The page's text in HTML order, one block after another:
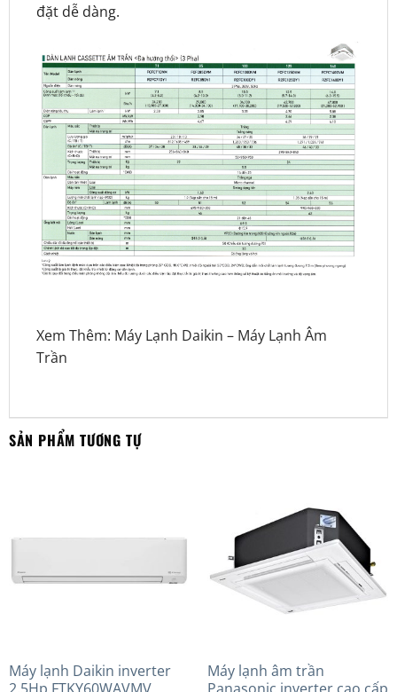
đặt dễ dàng.
Xem Thêm: Máy Lạnh Daikin – Máy Lạnh Âm
Trần
SẢN PHẨM TƯƠNG TỰ
Máy lạnh Daikin inverter
Máy lạnh âm trần